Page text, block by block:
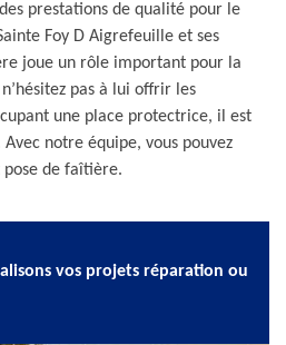
prestations de qualité pour le
Foy D Aigrefeuille et ses
joue un rôle important pour la
pas à lui offrir les
une place protectrice, il est
notre équipe, vous pouvez
pose de faîtière.
vos projets réparation ou